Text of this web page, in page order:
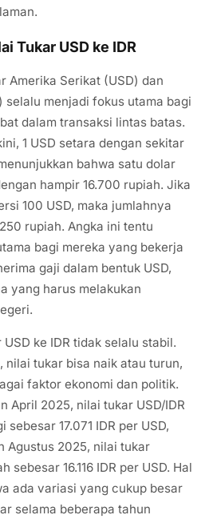
Tukar USD ke IDR
Amerika Serikat (USD) dan
selalu menjadi fokus utama bagi
dalam transaksi lintas batas.
1 USD setara dengan sekitar
bahwa satu dolar
hampir 16.700 rupiah. Jika
100 USD, maka jumlahnya
rupiah. Angka ini tentu
bagi mereka yang bekerja
gaji dalam bentuk USD,
yang harus melakukan
ke IDR tidak selalu stabil.
nilai tukar bisa naik atau turun,
faktor ekonomi dan politik.
April 2025, nilai tukar USD/IDR
17.071 IDR per USD,
Agustus 2025, nilai tukar
sebesar 16.116 IDR per USD. Hal
ada variasi yang cukup besar
selama beberapa tahun